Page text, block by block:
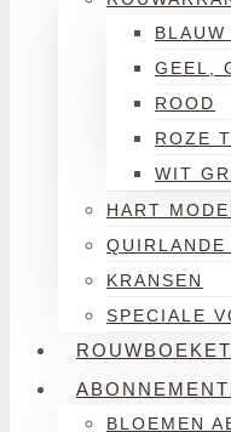
GEEL,
ROOD
ROZE
WIT
HART
KRANSEN
SPECIALE
BLOEMEN